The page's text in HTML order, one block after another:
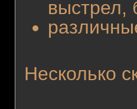
выстрел,
Несколько